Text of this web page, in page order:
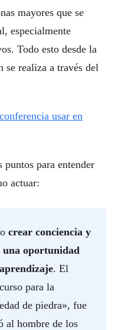
mayores que se
especialmente
Todo esto desde la
se realiza a través del
usar en
para entender
actuar:
crear conciencia y
una oportunidad
. El
para la
de piedra», fue
al hombre de los